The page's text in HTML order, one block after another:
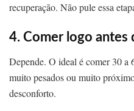
recuperação. Não pule essa
4. Comer logo antes
Depende. O ideal é comer 30 a
muito pesados ou muito
desconforto.